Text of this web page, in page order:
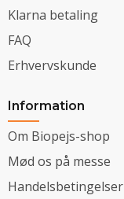
Klarna betaling
FAQ
Erhvervskunde
Information
Om Biopejs-shop
Mød os på messe
Handelsbetingelser